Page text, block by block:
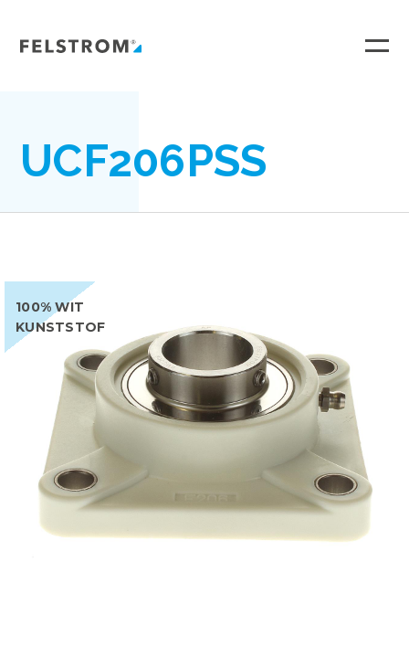
inhoud
UCF206PSS
100% WIT
KUNSTSTOF